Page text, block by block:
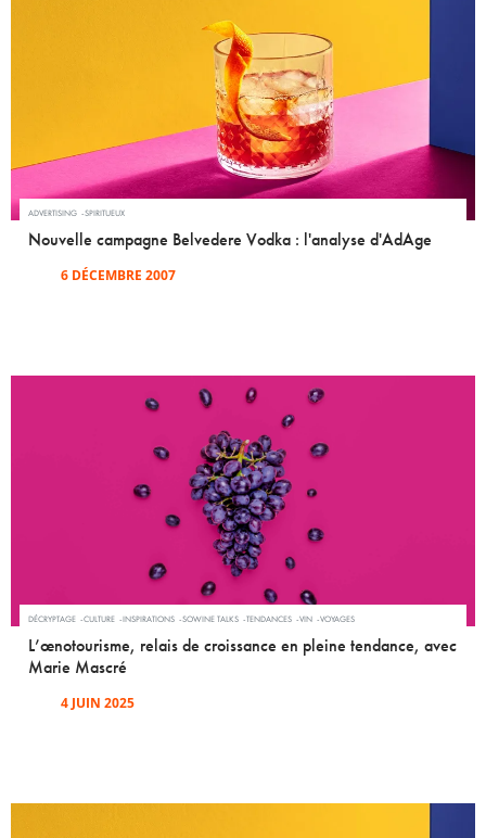
ADVERTISING SPIRITUEUX
Nouvelle campagne Belvedere Vodka : l'analyse d'AdAge
6 DÉCEMBRE 2007
DÉCRYPTAGE CULTURE INSPIRATIONS SOWINE TALKS TENDANCES VIN VOYAGES
L’œnotourisme, relais de croissance en pleine tendance, avec
Marie Mascré
4 JUIN 2025